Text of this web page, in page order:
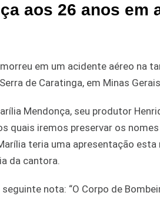
aos 26 anos em
em um acidente aéreo na
de Caratinga, em Minas
Mendonça, seu produtor
quais iremos preservar os
teria uma apresentação
da cantora.
nota: “O Corpo de